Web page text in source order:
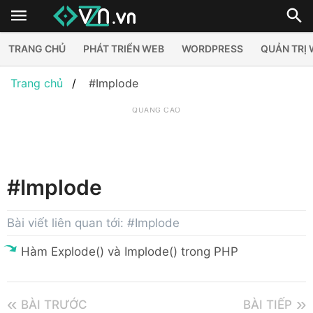
TRANG CHỦ PHÁT TRIỂN WEB WORDPRESS QUẢN TRỊ
Trang chủ #Implode
QUẢNG CÁO
#Implode
Bài viết liên quan tới: #Implode
Hàm Explode() và Implode() trong PHP
BÀI TRƯỚC BÀI TIẾP